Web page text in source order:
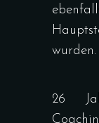
wurden.
26